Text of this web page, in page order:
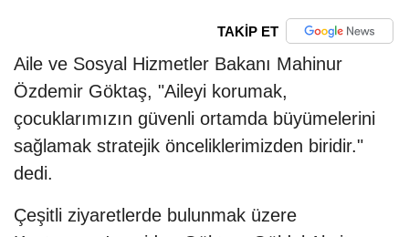
TAKİP ET
Aile ve Sosyal Hizmetler Bakanı Mahinur
Özdemir Göktaş, "Aileyi korumak,
çocuklarımızın güvenli ortamda büyümelerini
sağlamak stratejik önceliklerimizden biridir."
dedi.
Çeşitli ziyaretlerde bulunmak üzere